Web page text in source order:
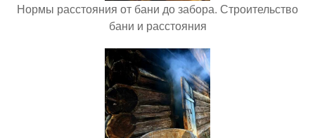
Нормы расстояния от бани до забора. Строительство
бани и расстояния